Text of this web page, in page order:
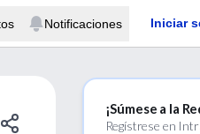
Notificaciones Iniciar
¡Súmese a la
Regístrese en